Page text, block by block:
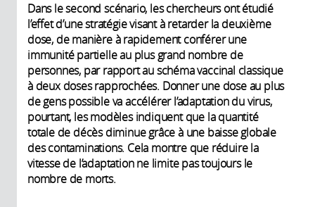
Dans le second scénario, les chercheurs ont étudié
l’effet d’une stratégie visant à retarder la deuxième
dose, de manière à rapidement conférer une
immunité partielle au plus grand nombre de
personnes, par rapport au schéma vaccinal classique
à deux doses rapprochées. Donner une dose au plus
de gens possible va accélérer l’adaptation du virus,
pourtant, les modèles indiquent que la quantité
totale de décès diminue grâce à une baisse globale
des contaminations. Cela montre que réduire la
vitesse de l’adaptation ne limite pas toujours le
nombre de morts.